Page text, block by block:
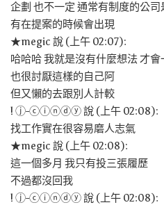
企劃 也不一定 通常有制度的公
有在提案的時候會出現
★megic 說 (上午 02:07):
哈哈哈 我就是沒有什麼想法 才
也很討厭這樣的自己阿
但又懶的去跟別人計較
! ⓙ-ⓒⓘⓝⓓⓨ 說 (上午 02:08):
找工作實在很容易磨人志氣
★megic 說 (上午 02:08):
這一個多月 我只有投三張履歷
不過都沒回我
! ⓙ-ⓒⓘⓝⓓⓨ 說 (上午 02:08):